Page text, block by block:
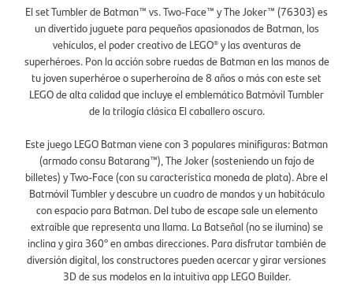
El set Tumbler de Batman™ vs. Two-Face™ y The Joker™ (76303) es
un divertido juguete para pequeños apasionados de Batman, los
vehículos, el poder creativo de LEGO® y las aventuras de
superhéroes. Pon la acción sobre ruedas de Batman en las manos de
tu joven superhéroe o superheroína de 8 años o más con este set
LEGO de alta calidad que incluye el emblemático Batmóvil Tumbler
de la trilogía clásica El caballero oscuro.
Este juego LEGO Batman viene con 3 populares minifiguras: Batman
(armado consu Batarang™), The Joker (sosteniendo un fajo de
billetes) y Two-Face (con su característica moneda de plata). Abre el
Batmóvil Tumbler y descubre un cuadro de mandos y un habitáculo
con espacio para Batman. Del tubo de escape sale un elemento
extraíble que representa una llama. La Batseñal (no se ilumina) se
inclina y gira 360° en ambas direcciones. Para disfrutar también de
diversión digital, los constructores pueden acercar y girar versiones
3D de sus modelos en la intuitiva app LEGO Builder.